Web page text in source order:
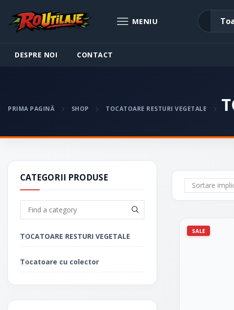
DESPRE NOI CONTACT
PRIMA PAGINĂ SHOP TOCATOARE RESTURI VEGETALE
SALE
CATEGORII PRODUSE
TOCATOARE RESTURI VEGETALE
Tocatoare cu colector